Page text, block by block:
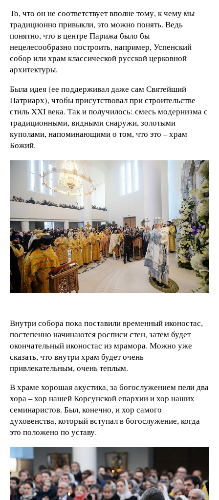
То, что он не соответствует вполне тому, к чему мы
традиционно привыкли, это можно понять. Ведь
понятно, что в центре Парижа было бы
нецелесообразно построить, например, Успенский
собор или храм классической русской церковной
архитектуры.
Была идея (ее поддерживал даже сам Святейший
Патриарх), чтобы присутствовал при строительстве
стиль XXI века. Так и получилось: смесь модернизма с
традиционными, видными снаружи, золотыми
куполами, напоминающими о том, что это – храм
Божий.
Внутри собора пока поставили временный иконостас,
постепенно начинаются росписи стен, затем будет
окончательный иконостас из мрамора. Можно уже
сказать, что внутри храм будет очень
привлекательным, очень теплым.
В храме хорошая акустика, за богослужением пели два
хора – хор нашей Корсунской епархии и хор наших
семинаристов. Был, конечно, и хор самого
духовенства, который вступал в богослужение, когда
это положено по уставу.